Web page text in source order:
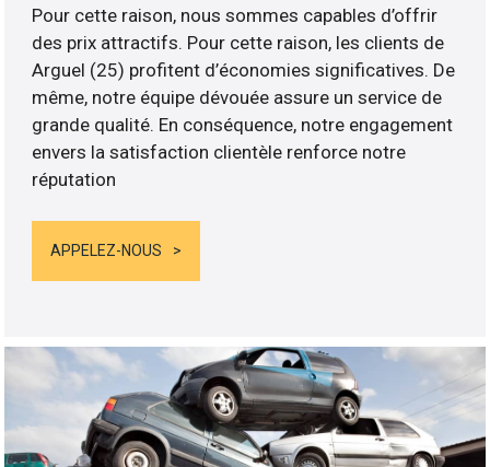
Pour cette raison, nous sommes capables d’offrir
des prix attractifs. Pour cette raison, les clients de
Arguel (25) profitent d’économies significatives. De
même, notre équipe dévouée assure un service de
grande qualité. En conséquence, notre engagement
envers la satisfaction clientèle renforce notre
réputation
APPELEZ-NOUS